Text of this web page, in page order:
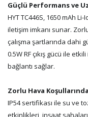
Güçlü Performans ve
HYT TC446S, 1650 mAh
iletişim imkanı sunar.
çalışma şartlarında dahi
0.5W RF çıkış gücü ile
bağlantı sağlar.
Zorlu Hava
IP54 sertifikası ile su ve
etkinlikleri, inşaat